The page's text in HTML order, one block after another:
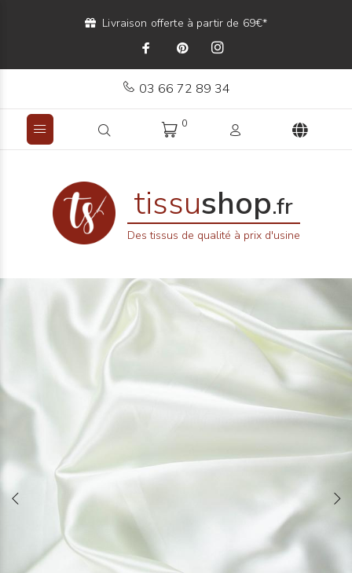
Livraison offerte à partir de 69€*
03 66 72 89 34
0
tissushop.fr
Des tissus de qualité à prix d'usine